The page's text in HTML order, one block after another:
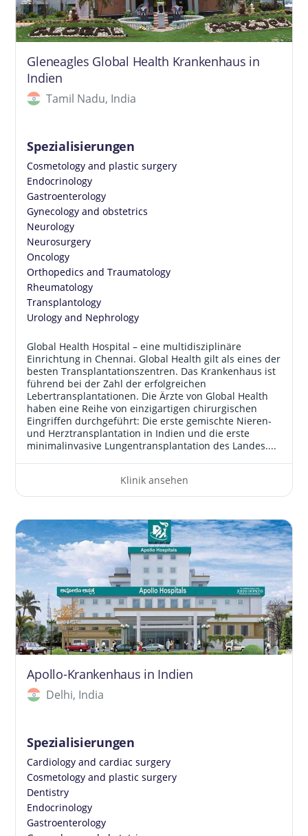
Gleneagles Global Health Krankenhaus in
Indien
Tamil Nadu, India
Spezialisierungen
Cosmetology and plastic surgery
Endocrinology
Gastroenterology
Gynecology and obstetrics
Neurology
Neurosurgery
Oncology
Orthopedics and Traumatology
Rheumatology
Transplantology
Urology and Nephrology
Global Health Hospital – eine multidisziplinäre
Einrichtung in Chennai. Global Health gilt als eines der
besten Transplantationszentren. Das Krankenhaus ist
führend bei der Zahl der erfolgreichen
Lebertransplantationen. Die Ärzte von Global Health
haben eine Reihe von einzigartigen chirurgischen
Eingriffen durchgeführt: Die erste gemischte Nieren-
und Herztransplantation in Indien und die erste
minimalinvasive Lungentransplantation des Landes....
Klinik ansehen
Apollo-Krankenhaus in Indien
Delhi, India
Spezialisierungen
Cardiology and cardiac surgery
Cosmetology and plastic surgery
Dentistry
Endocrinology
Gastroenterology